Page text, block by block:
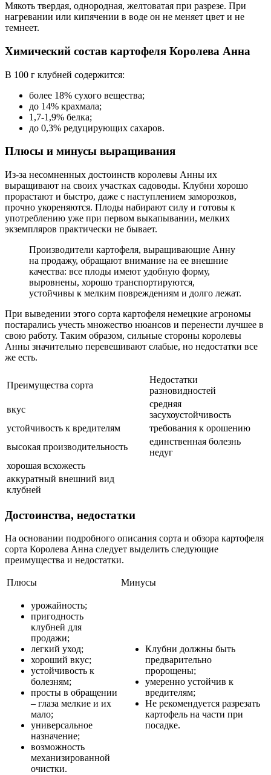
Мякоть твердая, однородная, желтоватая при разрезе. При
нагревании или кипячении в воде он не меняет цвет и не
темнеет.
Химический состав картофеля Королева Анна
В 100 г клубней содержится:
более 18% сухого вещества;
до 14% крахмала;
1,7-1,9% белка;
до 0,3% редуцирующих сахаров.
Плюсы и минусы выращивания
Из-за несомненных достоинств королевы Анны их
выращивают на своих участках садоводы. Клубни хорошо
прорастают и быстро, даже с наступлением заморозков,
прочно укореняются. Плоды набирают силу и готовы к
употреблению уже при первом выкапывании, мелких
экземпляров практически не бывает.
Производители картофеля, выращивающие Анну
на продажу, обращают внимание на ее внешние
качества: все плоды имеют удобную форму,
выровнены, хорошо транспортируются,
устойчивы к мелким повреждениям и долго лежат.
При выведении этого сорта картофеля немецкие агрономы
постарались учесть множество нюансов и перенести лучшее в
свою работу. Таким образом, сильные стороны королевы
Анны значительно перевешивают слабые, но недостатки все
же есть.
Преимущества сорта
Недостатки
разновидностей
вкус
средняя
засухоустойчивость
устойчивость к вредителям
требования к орошению
высокая производительность
единственная болезнь
недуг
хорошая всхожесть
аккуратный внешний вид
клубней
Достоинства, недостатки
На основании подробного описания сорта и обзора картофеля
сорта Королева Анна следует выделить следующие
преимущества и недостатки.
Плюсы Минусы
урожайность;
пригодность
клубней для
продажи;
легкий уход;
хороший вкус;
устойчивость к
болезням;
просты в обращении
– глаза мелкие и их
мало;
универсальное
назначение;
возможность
механизированной
очистки.
Клубни должны быть
предварительно
пророщены;
умеренно устойчив к
вредителям;
Не рекомендуется разрезать
картофель на части при
посадке.